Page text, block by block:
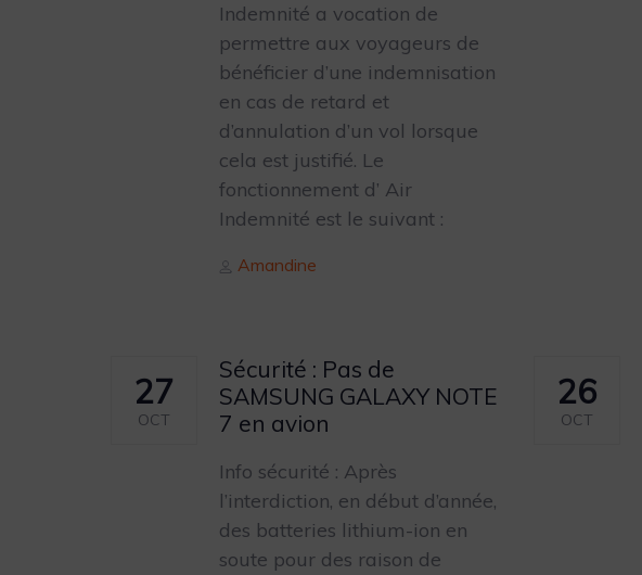
Indemnité a vocation de
permettre aux voyageurs de
bénéficier d’une indemnisation
en cas de retard et
d’annulation d’un vol lorsque
cela est justifié. Le
fonctionnement d’ Air
Indemnité est le suivant :
Author
Amandine
27
OCT
Sécurité : Pas de
SAMSUNG GALAXY NOTE
7 en avion
Info sécurité : Après
l’interdiction, en début d’année,
des batteries lithium-ion en
soute pour des raison de
26
OCT